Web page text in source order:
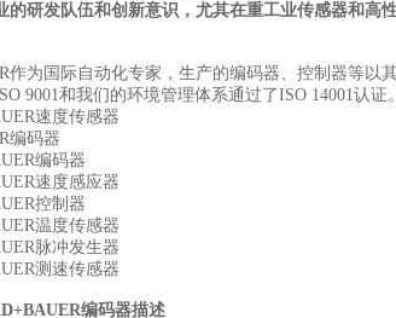
的研发队伍和创新意识，尤其在重工业传感器和高
作为国际自动化专家，生产的编码器、控制器等
9001和我们的环境管理体系通过了ISO 14001认证
速度传感器
编码器
编码器
速度感应器
控制器
温度传感器
脉冲发生器
测速传感器
编码器描述